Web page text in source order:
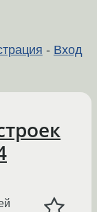
- Вход